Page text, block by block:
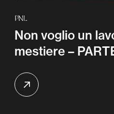
PNL
Non voglio un
mestiere –